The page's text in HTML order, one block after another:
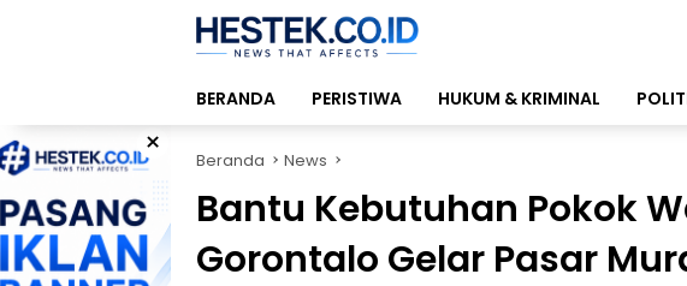
BERANDA PERISTIWA HUKUM & KRIMINAL
× Beranda News
Bantu Kebutuhan Pokok
Gorontalo Gelar Pasar